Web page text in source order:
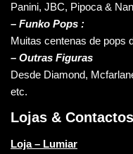
Panini, JBC, Pipoca &
– Funko Pops :
Muitas centenas de pops
– Outras Figuras
Desde Diamond,
etc.
Lojas & Contactos
Loja – Lumiar